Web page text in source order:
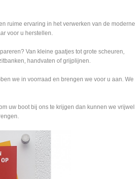
ruime ervaring in het verwerken van de moderne
voor u herstellen.
Van kleine gaatjes tot grote scheuren,
handvaten of grijplijnen.
we in voorraad en brengen we voor u aan. We
uw boot bij ons te krijgen dan kunnen we vrijwel